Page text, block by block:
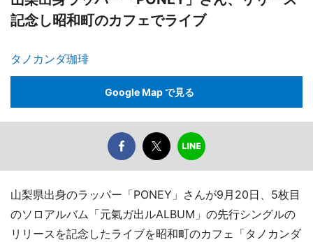
記念し昭和町のカフェでライブ
タノカンダ珈琲
Google Map で見る
山梨県出身のラッパー「PONEY」さんが9月20日、5枚目
のソロアルバム「元氣ガ出ルALBUM」の先行シングルの
リリースを記念したライブを昭和町のカフェ「タノカンダ